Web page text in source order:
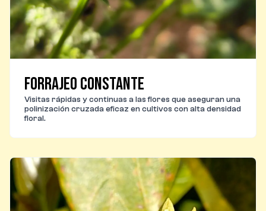
Forrajeo constante
Visitas rápidas y continuas a las flores que aseguran una
polinización cruzada eficaz en cultivos con alta densidad
floral.